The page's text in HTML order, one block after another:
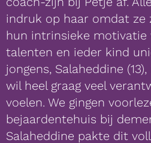
indruk op haar omdat ze
hun intrinsieke motivatie
talenten en ieder kind
jongens, Salaheddine
wil heel graag veel
voelen. We gingen
bejaardentehuis bij
Salaheddine pakte dit